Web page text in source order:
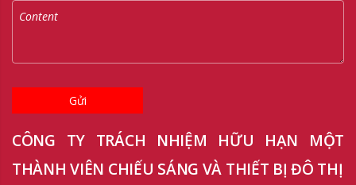
Gửi
CÔNG TY TRÁCH NHIỆM HỮU HẠN MỘT
THÀNH VIÊN CHIẾU SÁNG VÀ THIẾT BỊ ĐÔ THỊ